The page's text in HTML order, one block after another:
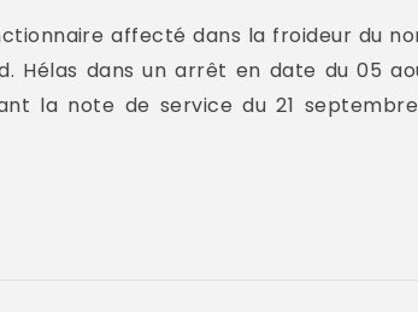
affecté dans la froideur du
Hélas dans un arrêt en date du 05
la note de service du 21